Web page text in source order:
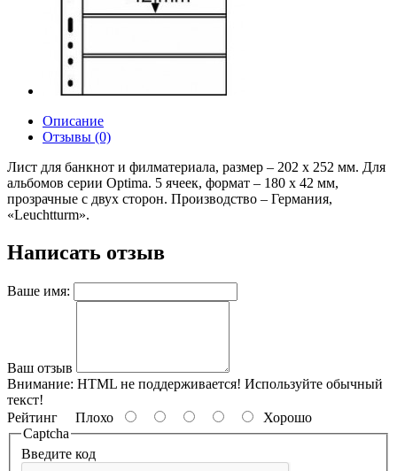
Описание
Отзывы (0)
Лист для банкнот и филматериала, размер – 202 х 252 мм. Для
альбомов серии Optima. 5 ячеек, формат – 180 х 42 мм,
прозрачные с двух сторон. Производство – Германия,
«Leuchtturm».
Написать отзыв
Ваше имя:
Ваш отзыв
Внимание: HTML не поддерживается! Используйте обычный
текст!
Рейтинг Плохо
Хорошо
Captcha
Введите код